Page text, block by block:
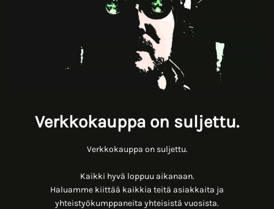
Verkkokauppa on suljettu.
Verkkokauppa on suljettu.
Kaikki hyvä loppuu aikanaan.
Haluamme kiittää kaikkia teitä asiakkaita ja
yhteistyökumppaneita yhteisistä vuosista.